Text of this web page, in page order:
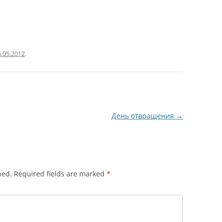
.
День отвращения →
Required fields are marked *